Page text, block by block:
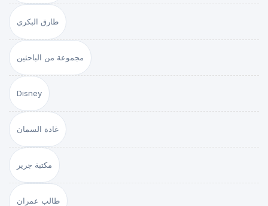
طارق البكري
مجموعة من الباحثين
Disney
غادة السمان
مكتبة جرير
طالب عمران